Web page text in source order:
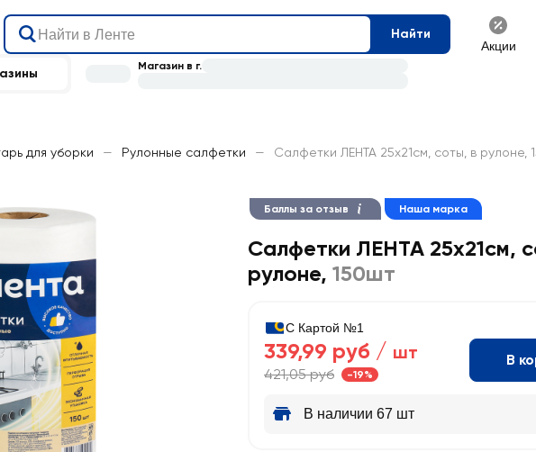
Найти
Акции
Магазин в г.
для уборки — Рулонные салфетки — Салфетки ЛЕНТА 25х21см, соты, в рулоне,
Баллы за отзыв Наша марка
Салфетки ЛЕНТА 25х21см,
рулоне, 150шт
С Картой №1
339,99 руб / шт
421,05 руб -19%
В
В наличии 67 шт